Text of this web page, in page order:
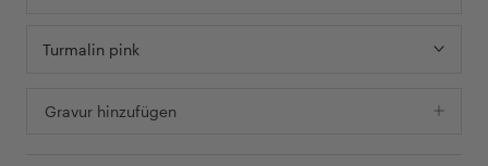
Turmalin pink
Gravur hinzufügen